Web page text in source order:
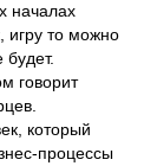
началах
игру то можно
будет.
говорит
который
процессы